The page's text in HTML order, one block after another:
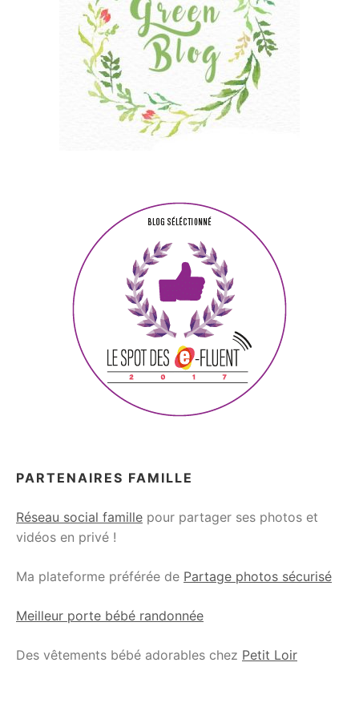
PARTENAIRES FAMILLE
Réseau social famille pour partager ses photos et
vidéos en privé !
Ma plateforme préférée de Partage photos sécurisé
Meilleur porte bébé randonnée
Des vêtements bébé adorables chez Petit Loir